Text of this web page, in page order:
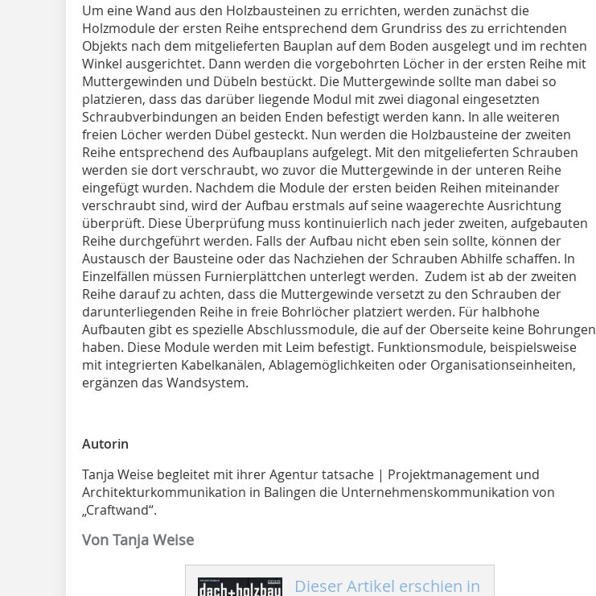
Um eine Wand aus den Holzbausteinen zu errichten, werden zunächst die
Holzmodule der ersten Reihe entsprechend dem Grundriss des zu errichtenden
Objekts nach dem mitgelieferten Bauplan auf dem Boden ausgelegt und im rechten
Winkel ausgerichtet. Dann werden die vorgebohrten Löcher in der ersten Reihe mit
Muttergewinden und Dübeln bestückt. Die Muttergewinde sollte man dabei so
platzieren, dass das darüber liegende Modul mit zwei diagonal eingesetzten
Schraubverbindungen an beiden Enden befestigt werden kann. In alle weiteren
freien Löcher werden Dübel gesteckt. Nun werden die Holzbausteine der zweiten
Reihe entsprechend des Aufbauplans aufgelegt. Mit den mitgelieferten Schrauben
werden sie dort verschraubt, wo zuvor die Muttergewinde in der unteren Reihe
eingefügt wurden. Nachdem die Module der ersten beiden Reihen miteinander
verschraubt sind, wird der Aufbau erstmals auf seine waagerechte Ausrichtung
überprüft. Diese Überprüfung muss kontinuierlich nach jeder zweiten, aufgebauten
Reihe durchgeführt werden. Falls der Aufbau nicht eben sein sollte, können der
Austausch der Bausteine oder das Nachziehen der Schrauben Abhilfe schaffen. In
Einzelfällen müssen Furnierplättchen unterlegt werden. Zudem ist ab der zweiten
Reihe darauf zu achten, dass die Muttergewinde versetzt zu den Schrauben der
darunterliegenden Reihe in freie Bohrlöcher platziert werden. Für halbhohe
Aufbauten gibt es spezielle Abschlussmodule, die auf der Oberseite keine Bohrungen
haben. Diese Module werden mit Leim befestigt. Funktionsmodule, beispielsweise
mit integrierten Kabelkanälen, Ablagemöglichkeiten oder Organisationseinheiten,
ergänzen das Wandsystem.
Autorin
Tanja Weise begleitet mit ihrer Agentur tatsache | Projektmanagement und
Architekturkommunikation in Balingen die Unternehmenskommunikation von
„Craftwand“.
Von Tanja Weise
Dieser Artikel erschien in